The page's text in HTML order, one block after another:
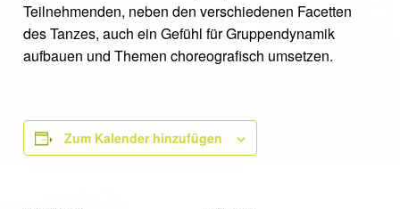
Teilnehmenden, neben den verschiedenen Facetten
des Tanzes, auch ein Gefühl für Gruppendynamik
aufbauen und Themen choreografisch umsetzen.
Zum Kalender hinzufügen